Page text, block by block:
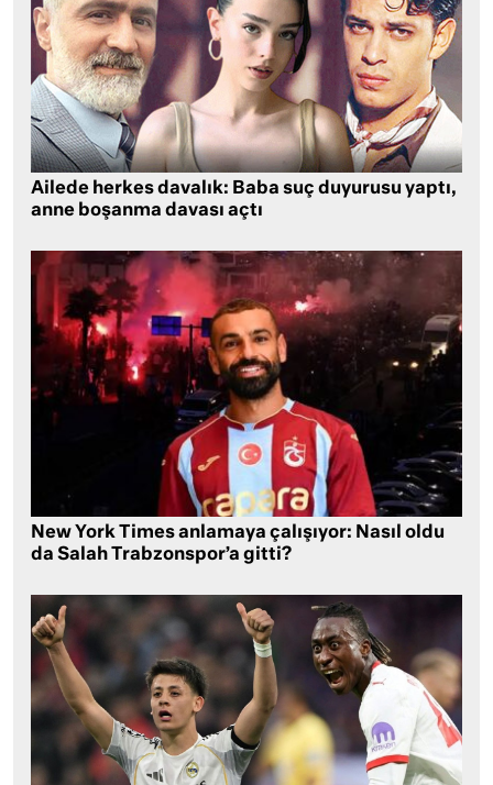
Ailede herkes davalık: Baba suç duyurusu yaptı,
anne boşanma davası açtı
New York Times anlamaya çalışıyor: Nasıl oldu
da Salah Trabzonspor’a gitti?